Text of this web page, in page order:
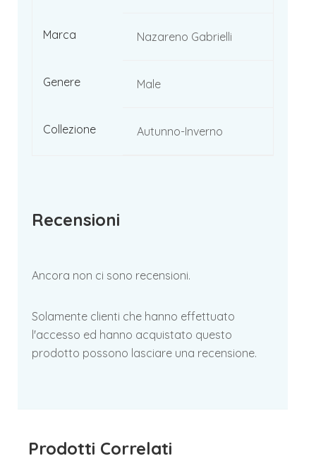
Marca Nazareno Gabrielli
Genere Male
Collezione Autunno-Inverno
Recensioni
Ancora non ci sono recensioni.
Solamente clienti che hanno effettuato
l'accesso ed hanno acquistato questo
prodotto possono lasciare una recensione.
Prodotti Correlati